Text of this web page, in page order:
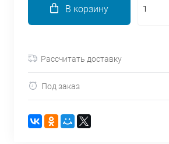
В корзину
Рассчитать доставку
Под заказ